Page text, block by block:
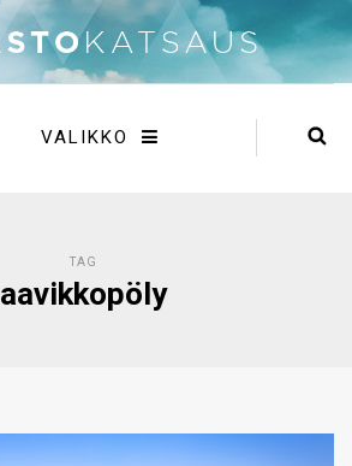
VALIKKO
TAG
aavikkopöly